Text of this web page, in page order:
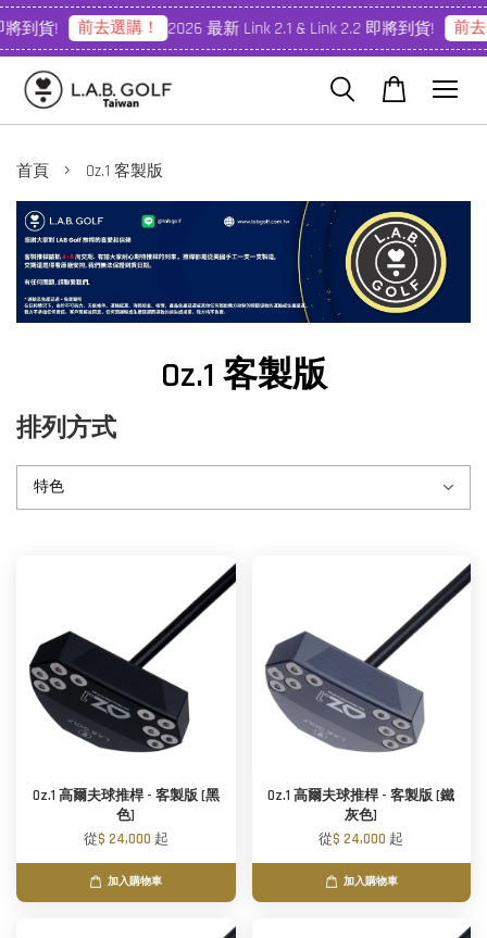
到貨! 前去選購！ 2026 最新 Link 2.1 & Link 2.2 即將到貨! 前
首頁 › Oz.1 客製版
Oz.1 客製版
排列方式
Oz.1 高爾夫球推桿 - 客製版 [黑
色]
從$ 24,000 起
加入購物車
Oz.1 高爾夫球推桿 - 客製版 [鐵
灰色]
從$ 24,000 起
加入購物車